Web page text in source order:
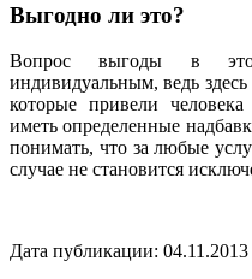
Выгодно ли это?
Вопрос выгоды в
индивидуальным, ведь здесь
которые привели
иметь определенные
понимать, что за любые
случае не становится
Дата публикации: 04.11.2013